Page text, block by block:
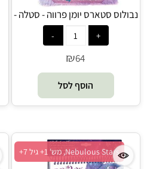
נבולוס סטארס יומן פרווה - סטלה -
Nebulous Stars
₪64
הוסף לסל
Nebulous Stars, מש' 1+ גיל 7+